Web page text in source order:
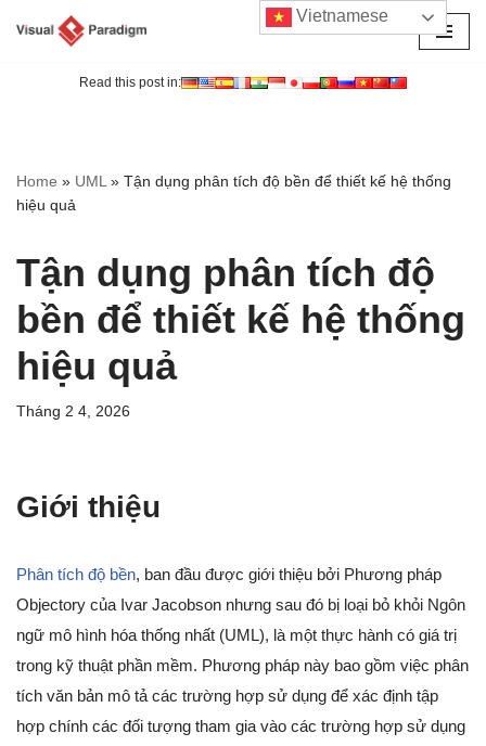
Read this post in:
Home » UML» Tận dụng phân tích độ bền để thiết kế hệ thống
hiệu quả
Tận dụng phân tích độ
bền để thiết kế hệ thống
hiệu quả
Tháng 2 4, 2026
Giới thiệu
Phân tích độ bền, ban đầu được giới thiệu bởi Phương pháp
Objectory của Ivar Jacobson nhưng sau đó bị loại bỏ khỏi Ngôn
ngữ mô hình hóa thống nhất (UML), là một thực hành có giá trị
trong kỹ thuật phần mềm. Phương pháp này bao gồm việc phân
tích văn bản mô tả các trường hợp sử dụng để xác định tập
hợp chính các đối tượng tham gia vào các trường hợp sử dụng
Vietnamese